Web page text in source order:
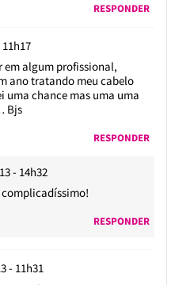
RESPONDER
algum profissional,
ano tratando meu cabelo
uma chance mas uma uma
Bjs
RESPONDER
- 14h32
RESPONDER
- 11h31